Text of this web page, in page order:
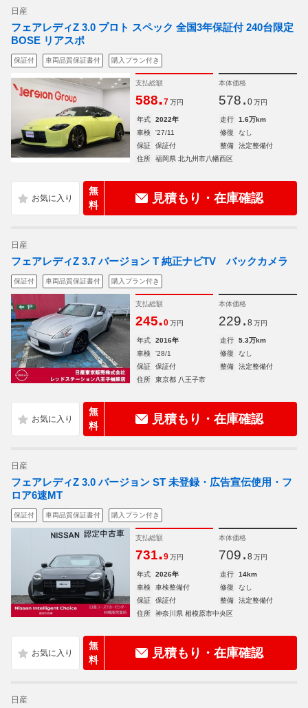
日産
フェアレディZ 3.0 プロト スペック 全国3年保証付 240台限定
BOSE リアスポ
保証付 車両品質保証書付 購入プラン付き
支払総額
588.7 万円
本体価格
578. 0 万円
年式 2022年 走行
1.6万km
車検
'27/11 修復
なし
保証
保証付 整備
法定整備付
住所
福岡県 北九州市八幡西区
無
料
見積もり・在庫確認
日産
フェアレディZ 3.7 バージョン T 純正ナビTV バックカメラ
保証付 車両品質保証書付 購入プラン付き
支払総額
245.0 万円
本体価格
229. 8 万円
年式 2016年 走行
5.3万km
車検
'28/1 修復
なし
保証
保証付 整備
法定整備付
住所
東京都 八王子市
無
料
見積もり・在庫確認
日産
フェアレディZ 3.0 バージョン ST 未登録・広告宣伝使用・フ
ロア6速MT
保証付 車両品質保証書付 購入プラン付き
支払総額
731.9 万円
本体価格
709. 8 万円
年式 2026年 走行
14km
車検
車検整備付 修復
なし
保証
保証付 整備
法定整備付
住所
神奈川県 相模原市中央区
無
料
見積もり・在庫確認
日産